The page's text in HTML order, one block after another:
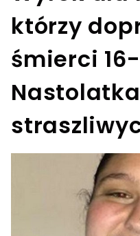
którzy
śmierci